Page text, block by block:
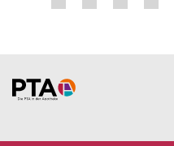
Home